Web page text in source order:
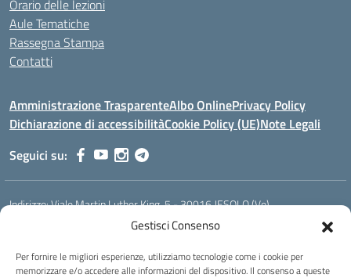
Gestisci Consenso
Per fornire le migliori esperienze, utilizziamo tecnologie come i cookie per
memorizzare e/o accedere alle informazioni del dispositivo. Il consenso a queste
Orario delle lezioni
Aule Tematiche
Rassegna Stampa
Contatti
Amministrazione TrasparenteAlbo OnlinePrivacy Policy
Dichiarazione di accessibilitàCookie Policy (UE)Note Legali
Seguici su:
Indirizzo:Viale Martin Luther King, 5 - 30016 JESOLO (Ve)
Email:verh020008@istruzione.it
Codice fiscale: 93023530277